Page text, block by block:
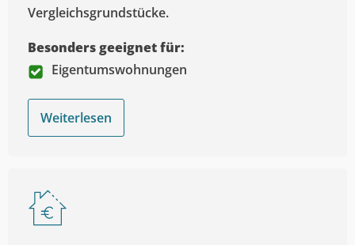
Vergleichsgrundstücke.
Besonders geeignet für:
Eigentumswohnungen
Weiterlesen